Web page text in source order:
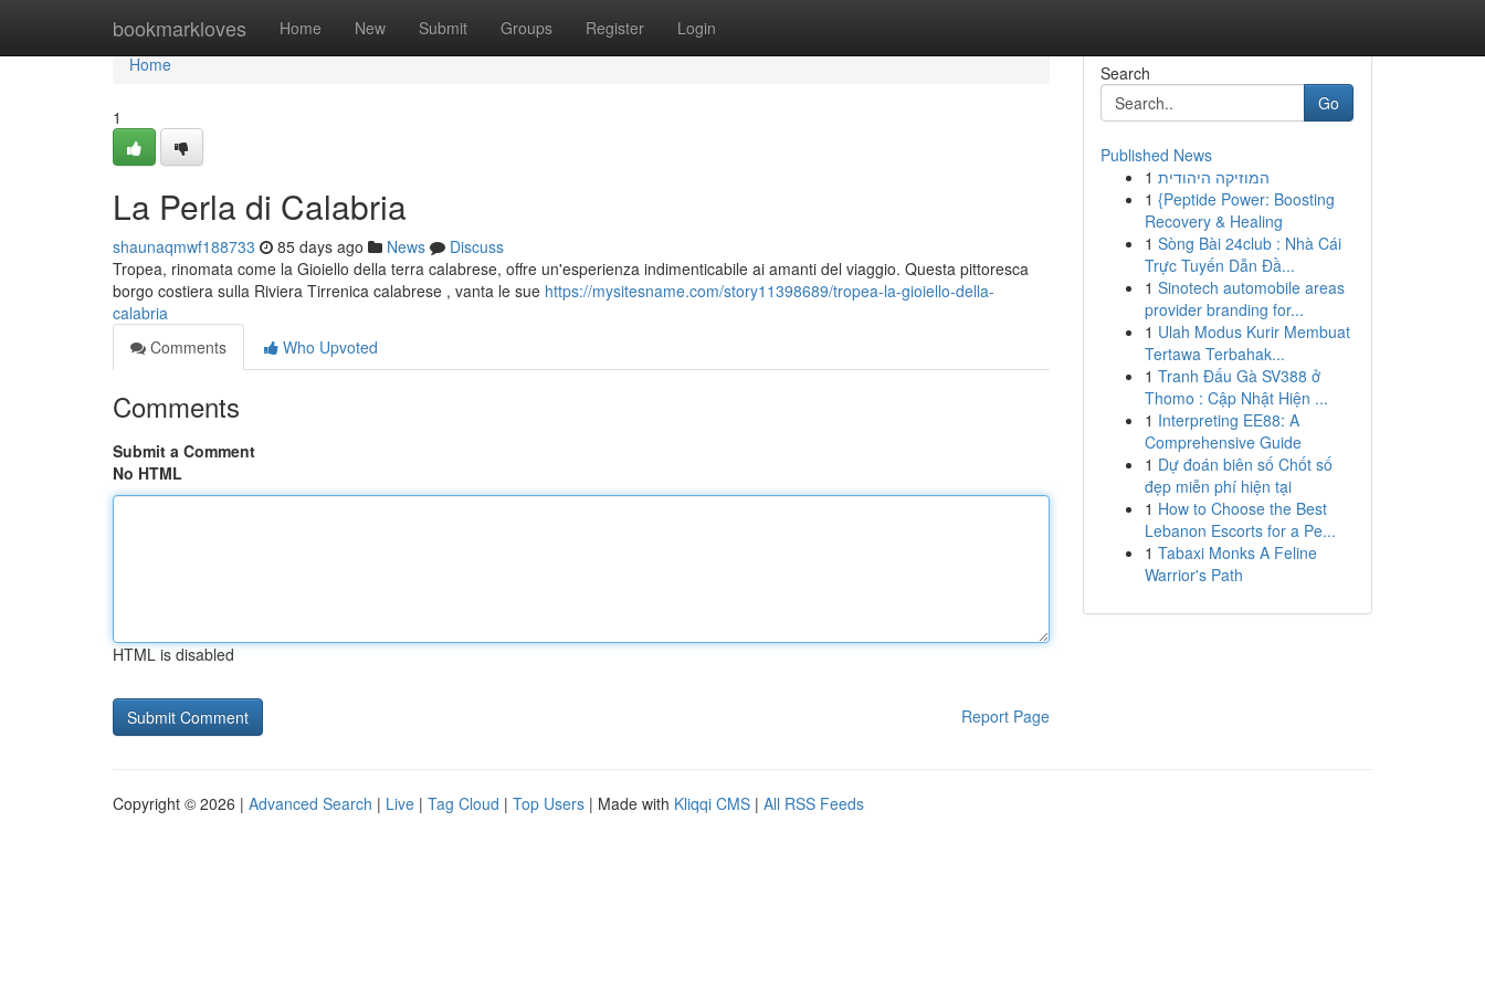
bookmarkloves Home New Submit Groups Register Login
Home
Home
1
La Perla di Calabria
shaunaqmwf188733 85 days ago News
Discuss
Tropea, rinomata come la Gioiello della terra calabrese, offre un'esperienza indimenticabile ai amanti del viaggio. Questa pittoresca
borgo costiera sulla Riviera Tirrenica calabrese , vanta le sue https://mysitesname.com/story11398689/tropea-la-gioiello-della-
calabria
Comments
Who Upvoted
Comments
Submit a Comment
No HTML
HTML is disabled
Report Page
Search
Go
Published News
1 המוזיקה היהודית
1 {Peptide Power: Boosting
Recovery & Healing
1 Sòng Bài 24club : Nhà Cái
Trực Tuyến Dẫn Đầ...
1 Sinotech automobile areas
provider branding for...
1 Ulah Modus Kurir Membuat
Tertawa Terbahak...
1 Tranh Đấu Gà SV388 ở
Thomo : Cập Nhật Hiện ...
1 Interpreting EE88: A
Comprehensive Guide
1 Dự đoán biên số Chốt số
đẹp miễn phí hiện tại
1 How to Choose the Best
Lebanon Escorts for a Pe...
1 Tabaxi Monks A Feline
Warrior's Path
Copyright © 2026 | Advanced Search | Live | Tag Cloud | Top Users | Made with Kliqqi CMS | All RSS Feeds